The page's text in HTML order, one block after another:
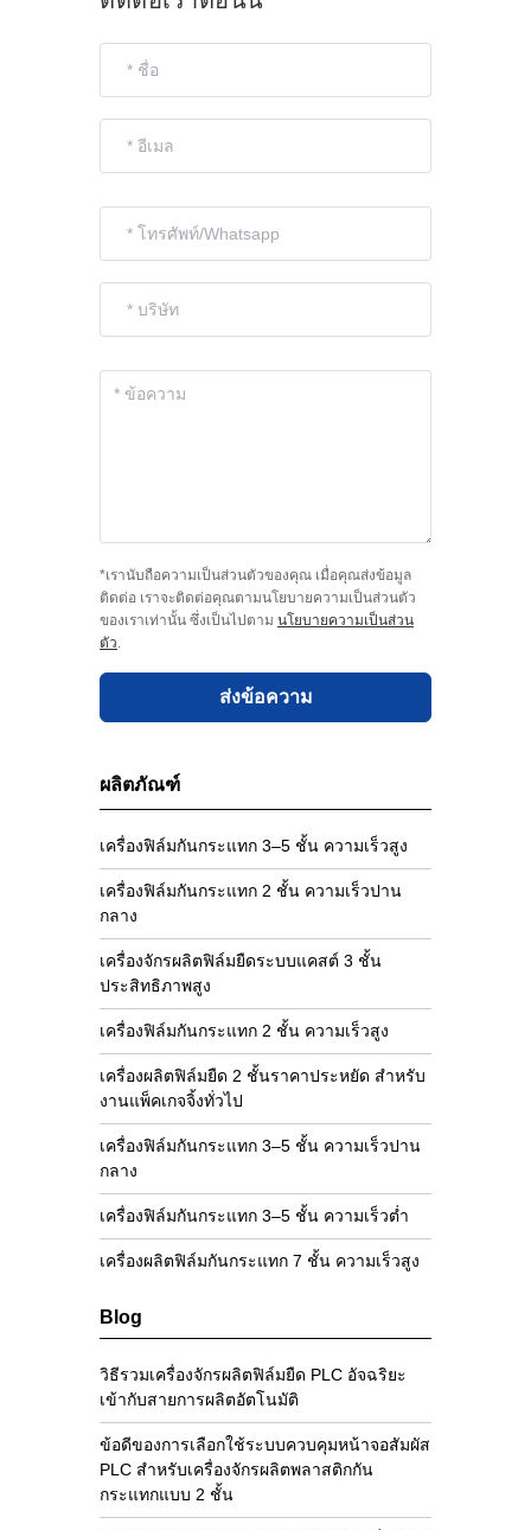
*เรานับถือความเป็นส่วนตัวของคุณ เมื่อคุณส่งข้อมูล
ติดต่อ เราจะติดต่อคุณตามนโยบายความเป็นส่วนตัว
ของเราเท่านั้น ซึ่งเป็นไปตาม นโยบายความเป็นส่วน
ตัว.
ส่งข้อความ
ผลิตภัณฑ์
เครื่องฟิล์มกันกระแทก 3–5 ชั้น ความเร็วสูง
เครื่องฟิล์มกันกระแทก 2 ชั้น ความเร็วปาน
กลาง
เครื่องจักรผลิตฟิล์มยืดระบบแคสต์ 3 ชั้น
ประสิทธิภาพสูง
เครื่องฟิล์มกันกระแทก 2 ชั้น ความเร็วสูง
เครื่องผลิตฟิล์มยืด 2 ชั้นราคาประหยัด สำหรับ
งานแพ็คเกจจิ้งทั่วไป
เครื่องฟิล์มกันกระแทก 3–5 ชั้น ความเร็วปาน
กลาง
เครื่องฟิล์มกันกระแทก 3–5 ชั้น ความเร็วต่ำ
เครื่องผลิตฟิล์มกันกระแทก 7 ชั้น ความเร็วสูง
Blog
วิธีรวมเครื่องจักรผลิตฟิล์มยืด PLC อัจฉริยะ
เข้ากับสายการผลิตอัตโนมัติ
ข้อดีของการเลือกใช้ระบบควบคุมหน้าจอสัมผัส
PLC สำหรับเครื่องจักรผลิตพลาสติกกัน
กระแทกแบบ 2 ชั้น